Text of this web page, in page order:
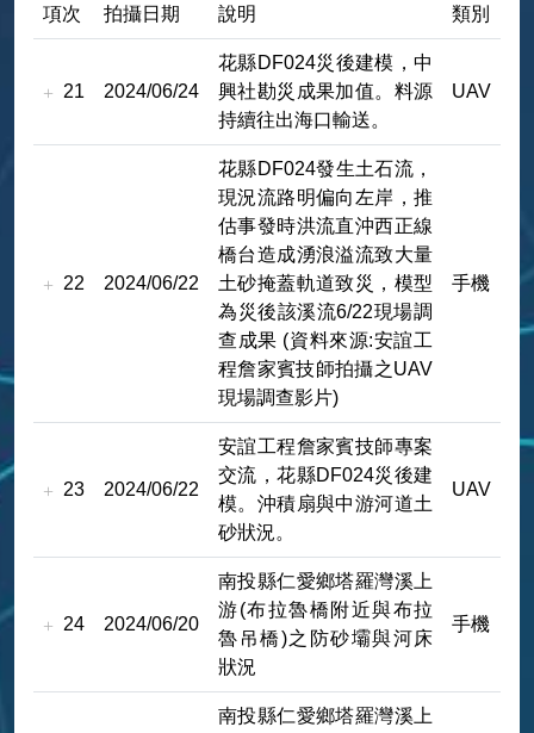
項次 拍攝日期 說明 類別
21 2024/06/24
花縣DF024災後建模，中
興社勘災成果加值。料源
持續往出海口輸送。
UAV
22 2024/06/22
花縣DF024發生土石流，
現況流路明偏向左岸，推
估事發時洪流直沖西正線
橋台造成湧浪溢流致大量
土砂掩蓋軌道致災，模型
為災後該溪流6/22現場調
查成果 (資料來源:安誼工
程詹家賓技師拍攝之UAV
現場調查影片)
手機
23 2024/06/22
安誼工程詹家賓技師專案
交流，花縣DF024災後建
模。沖積扇與中游河道土
砂狀況。
UAV
24 2024/06/20
南投縣仁愛鄉塔羅灣溪上
游(布拉魯橋附近與布拉
魯吊橋)之防砂壩與河床
狀況
手機
南投縣仁愛鄉塔羅灣溪上